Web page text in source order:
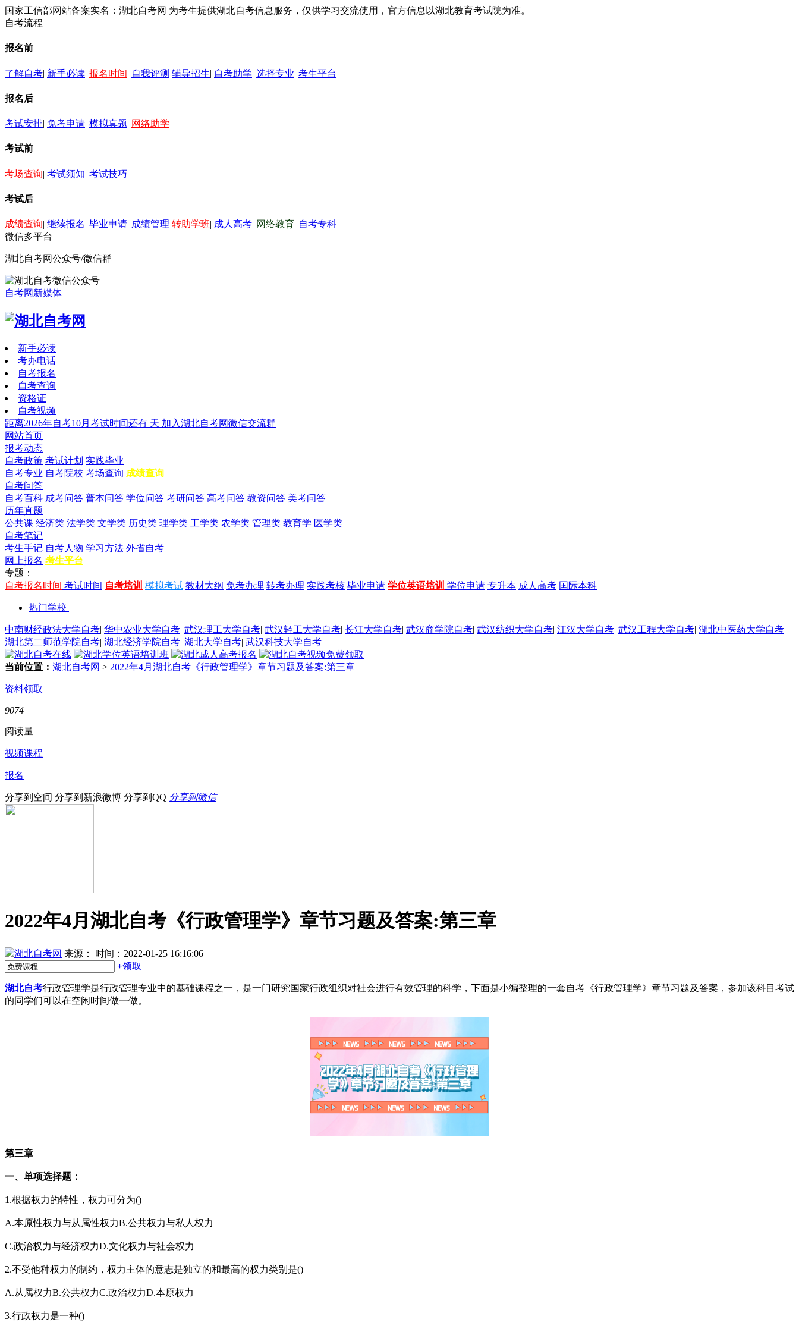
国家工信部网站备案实名：湖北自考网 为考生提供湖北自考信息服务，仅供学习交流使用，官方信息以湖北教育考试院为准。
自考流程
报名前
了解自考| 新手必读| 报名时间| 自我评测 辅导招生| 自考助学| 选择专业| 考生平台
报名后
考试安排| 免考申请| 模拟真题| 网络助学
考试前
考场查询| 考试须知| 考试技巧
考试后
成绩查询| 继续报名| 毕业申请| 成绩管理 转助学班| 成人高考| 网络教育| 自考专科
微信多平台
湖北自考网公众号/微信群
自考网新媒体
新手必读
考办电话
自考报名
自考查询
资格证
自考视频
距离2026年自考10月考试时间还有 天 加入湖北自考网微信交流群
网站首页
报考动态
自考政策 考试计划 实践毕业
自考专业 自考院校 考场查询 成绩查询
自考问答
自考百科 成考问答 普本问答 学位问答 考研问答 高考问答 教资问答 美考问答
历年真题
公共课 经济类 法学类 文学类 历史类 理学类 工学类 农学类 管理类 教育学 医学类
自考笔记
考生手记 自考人物 学习方法 外省自考
网上报名 考生平台
专题：
自考报名时间 考试时间 自考培训 模拟考试 教材大纲 免考办理 转考办理 实践考核 毕业申请 学位英语培训 学位申请 专升本 成人高考 国际本科
热门学校
中南财经政法大学自考| 华中农业大学自考| 武汉理工大学自考| 武汉轻工大学自考| 长江大学自考| 武汉商学院自考| 武汉纺织大学自考| 江汉大学自考| 武汉工程大学自考| 湖北中医药大学自考|
湖北第二师范学院自考| 湖北经济学院自考| 湖北大学自考| 武汉科技大学自考
当前位置： 湖北自考网 > 2022年4月湖北自考《行政管理学》章节习题及答案:第三章
资料领取
9074
阅读量
视频课程
报名
分享到空间 分享到新浪微博 分享到QQ 分享到微信
2022年4月湖北自考《行政管理学》章节习题及答案:第三章
湖北自考网 来源：
时间：2022-01-25 16:16:06
+领取
湖北自考行政管理学是行政管理专业中的基础课程之一，是一门研究国家行政组织对社会进行有效管理的科学，下面是小编整理的一套自考《行政管理学》章节习题及答案，参加该科目考试
的同学们可以在空闲时间做一做。
第三章
一、单项选择题：
1.根据权力的特性，权力可分为()
A.本原性权力与从属性权力B.公共权力与私人权力
C.政治权力与经济权力D.文化权力与社会权力
2.不受他种权力的制约，权力主体的意志是独立的和最高的权力类别是()
A.从属权力B.公共权力C.政治权力D.本原权力
3.行政权力是一种()